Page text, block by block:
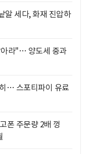
알 세다, 화재 진압하
아라"… 양도세 중과
… 스포티파이 유료
폰 주문량 2배 껑